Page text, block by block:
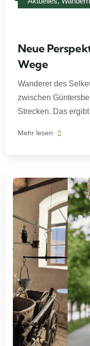
Neue
Wege
Wanderer des
zwischen
Strecken. Das
Mehr lesen